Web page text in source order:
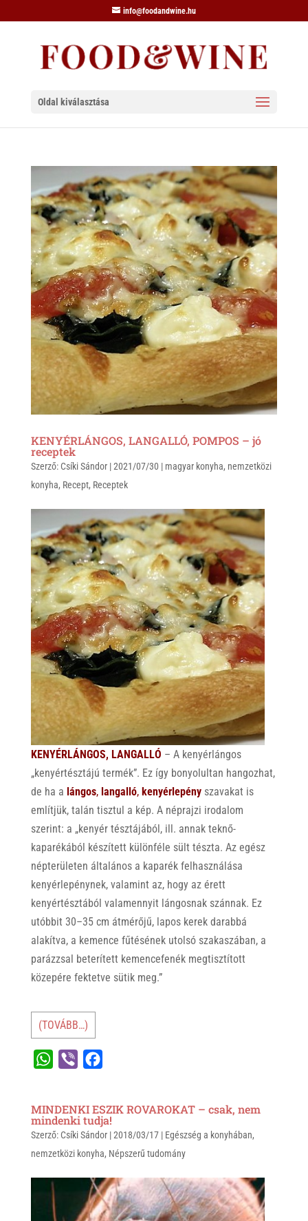
info@foodandwine.hu
Oldal kiválasztása
KENYÉRLÁNGOS, LANGALLÓ, POMPOS – jó
receptek
Szerző: Csíki Sándor|2021/07/30 | magyar konyha, nemzetközi
konyha, Recept, Receptek
KENYÉRLÁNGOS, LANGALLÓ – A kenyérlángos
„kenyértésztájú termék”. Ez így bonyolultan hangozhat,
de ha a lángos, langalló, kenyérlepényszavakat is
említjük, talán tisztul a kép. A néprajzi irodalom
szerint: a „kenyér tésztájából, ill. annak teknő-
kaparékából készített különféle sült tészta. Az egész
népterületen általános a kaparék felhasználása
kenyérlepénynek, valamint az, hogy az érett
kenyértésztából valamennyit lángosnak szánnak. Ez
utóbbit 30–35 cm átmérőjű, lapos kerek darabbá
alakítva, a kemence fűtésének utolsó szakaszában, a
parázzsal beterített kemencefenék megtisztított
közepére fektetve sütik meg.”
(TOVÁBB…)
t
s
A
p
e
r
e
b
o
k
MINDENKI ESZIK ROVAROKAT – csak, nem
mindenki tudja!
Szerző: Csíki Sándor|2018/03/17| Egészség a konyhában,
nemzetközi konyha, Népszerű tudomány